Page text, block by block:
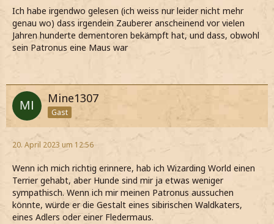
Ich habe irgendwo gelesen (ich weiss nur leider nicht mehr
genau wo) dass irgendein Zauberer anscheinend vor vielen
Jahren hunderte dementoren bekämpft hat, und dass, obwohl
sein Patronus eine Maus war
Mine1307
Gast
20. April 2023 um 12:56
Wenn ich mich richtig erinnere, hab ich Wizarding World einen
Terrier gehabt, aber Hunde sind mir ja etwas weniger
sympathisch. Wenn ich mir meinen Patronus aussuchen
könnte, würde er die Gestalt eines sibirischen Waldkaters,
eines Adlers oder einer Fledermaus.